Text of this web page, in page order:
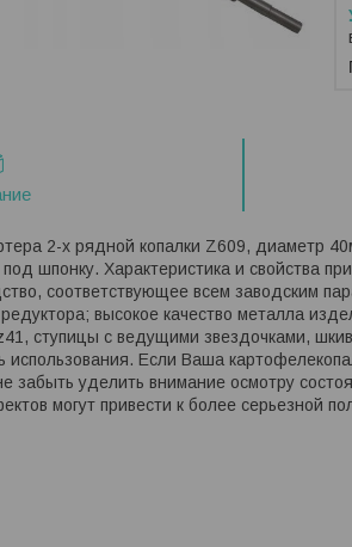
2-х рядной копалки Z609, диаметр
шпонку. Характеристика и свойства
соответствующее всем заводским
высокое качество металла
ступицы с ведущими звездочками,
использования. Если Ваша
забыть уделить внимание осмотру
могут привести к более серьезной